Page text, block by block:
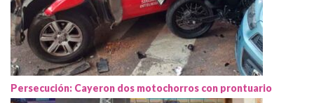
Persecución: Cayeron dos motochorros con prontuario